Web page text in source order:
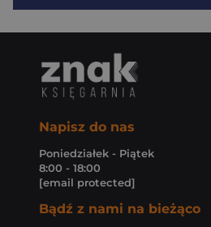
Napisz do nas
Poniedziałek - Piątek
8:00 - 18:00
[email protected]
Bądź z nami na bieżąco